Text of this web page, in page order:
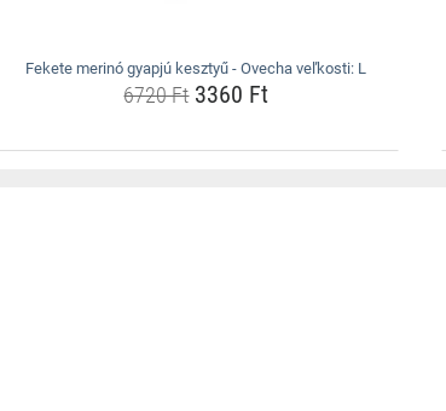
Fekete merinó gyapjú kesztyű - Ovecha veľkosti: L
6720 Ft3360 Ft